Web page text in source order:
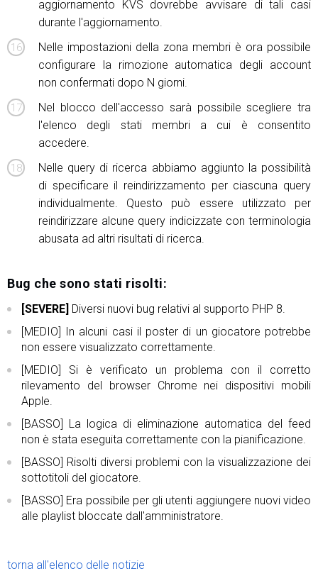
aggiornamento KVS dovrebbe avvisare di tali casi
durante l'aggiornamento.
Nelle impostazioni della zona membri è ora possibile
configurare la rimozione automatica degli account
non confermati dopo N giorni.
Nel blocco dell'accesso sarà possibile scegliere tra
l'elenco degli stati membri a cui è consentito
accedere.
Nelle query di ricerca abbiamo aggiunto la possibilità
di specificare il reindirizzamento per ciascuna query
individualmente. Questo può essere utilizzato per
reindirizzare alcune query indicizzate con terminologia
abusata ad altri risultati di ricerca.
Bug che sono stati risolti:
[SEVERE] Diversi nuovi bug relativi al supporto PHP 8.
[MEDIO] In alcuni casi il poster di un giocatore potrebbe
non essere visualizzato correttamente.
[MEDIO] Si è verificato un problema con il corretto
rilevamento del browser Chrome nei dispositivi mobili
Apple.
[BASSO] La logica di eliminazione automatica del feed
non è stata eseguita correttamente con la pianificazione.
[BASSO] Risolti diversi problemi con la visualizzazione dei
sottotitoli del giocatore.
[BASSO] Era possibile per gli utenti aggiungere nuovi video
alle playlist bloccate dall'amministratore.
torna all'elenco delle notizie